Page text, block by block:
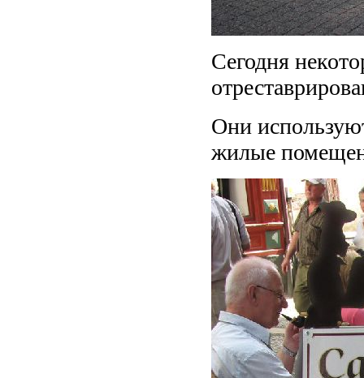
Сегодня
Они
жилые